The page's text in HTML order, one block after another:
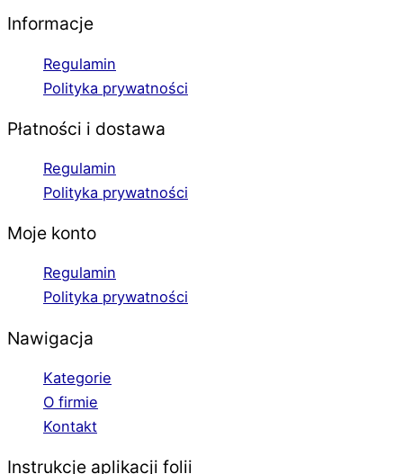
Informacje
Regulamin
Polityka prywatności
Płatności i dostawa
Regulamin
Polityka prywatności
Moje konto
Regulamin
Polityka prywatności
Nawigacja
Kategorie
O firmie
Kontakt
Instrukcje aplikacji folii